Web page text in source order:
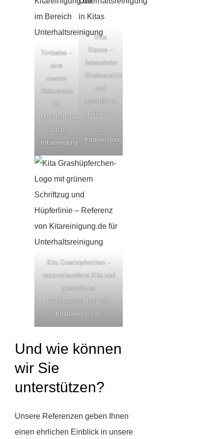
Timbales –
eine
unserer
Referenzen
für
Unterhaltsreinigung
durch
Kitareinigung.de
Villa
Klecks –
farbenfrohe
Kindereinrichtung
und
geschätzte
Referenz
von
Kitareinigung.de
Kita Grashüpferchen –
naturverbundene Kita und
geschätzter
Reinigungspartner von
Kitareinigung.de
Und wie können
wir Sie
unterstützen?
Unsere Referenzen geben Ihnen
einen ehrlichen Einblick in unsere